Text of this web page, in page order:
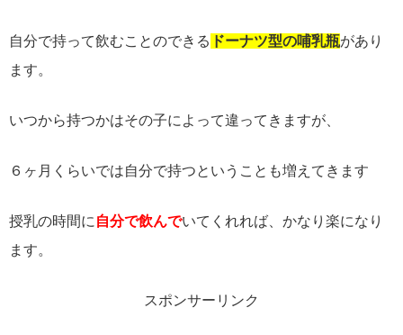
自分で持って飲むことのできる ドーナツ型の哺乳瓶があり
ます。
いつから持つかはその子によって違ってきますが、
６ヶ月くらいでは自分で持つということも増えてきます
授乳の時間に 自分で飲んでいてくれれば、かなり楽になり
ます。
スポンサーリンク